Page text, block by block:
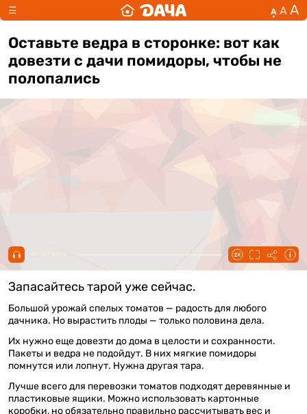
☰ А А А
Оставьте ведра в сторонке: вот как
довезти с дачи помидоры, чтобы не
полопались
Запасайтесь тарой уже сейчас.
Большой урожай спелых томатов — радость для любого
дачника. Но вырастить плоды — только половина дела.
Их нужно еще довезти до дома в целости и сохранности.
Пакеты и ведра не подойдут. В них мягкие помидоры
помнутся или лопнут. Нужна другая тара.
Лучше всего для перевозки томатов подходят деревянные и
пластиковые ящики. Можно использовать картонные
коробки, но обязательно правильно рассчитывать вес и